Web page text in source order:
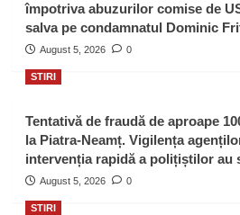
împotriva abuzurilor comise de
salva pe condamnatul Dominic
August 5, 2026 0
STIRI
Tentativă de fraudă de aproape
la Piatra-Neamț. Vigilența
intervenția rapidă a polițiștilor au
August 5, 2026 0
STIRI